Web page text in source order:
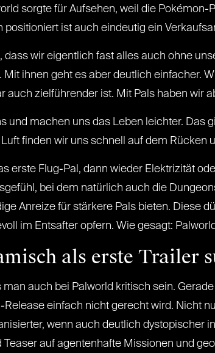
sorgte für Aufsehen, weil die
ist auch eindeutig ein
dass wir eigentlich fast alles auch ohne
ihnen geht es aber deutlich einfacher.
auch zielführender ist. Mit Pals haben wir
und machen uns das Leben leichter.
finden wir uns schnell auf dem Rücken
erste Flug-Pal, dann wieder Elektrizität
bei dem natürlich auch die
Anreize für stärkere Pals bieten. Diese
im Entsafter opfern. Wie gesagt:
als erste Trailer
auch bei Palworld kritisch sein.
Release einfach nicht gerecht wird. Nicht
wenn auch deutlich dystopischer
auf agentenhafte Missionen und